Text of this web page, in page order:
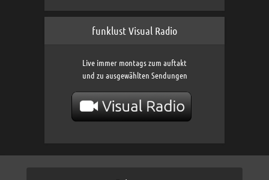
funklust Visual Radio
Live immer montags zum auftakt
und zu ausgewählten Sendungen